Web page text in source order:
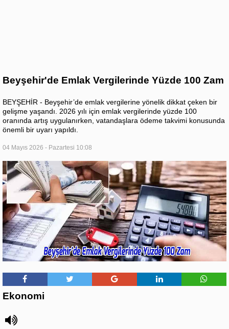
Beyşehir'de Emlak Vergilerinde Yüzde 100 Zam
BEYŞEHİR - Beyşehir’de emlak vergilerine yönelik dikkat çeken bir
gelişme yaşandı. 2026 yılı için emlak vergilerinde yüzde 100
oranında artış uygulanırken, vatandaşlara ödeme takvimi konusunda
önemli bir uyarı yapıldı.
04 Mayıs 2026 - Pazartesi 10:08
Ekonomi